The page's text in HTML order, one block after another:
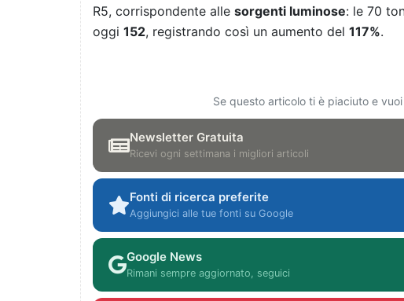
R5, corrispondente alle sorgenti luminose: le 70
oggi 152, registrando così un aumento del 117%.
Se questo articolo ti è piaciuto e
Newsletter Gratuita
Ricevi ogni settimana i migliori articoli
Fonti di ricerca preferite
Aggiungici alle tue fonti su Google
Google News
Rimani sempre aggiornato, seguici